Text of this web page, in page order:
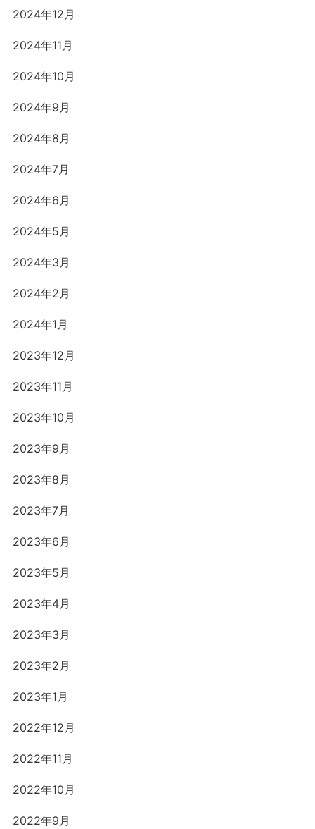
2024年12月
2024年11月
2024年10月
2024年9月
2024年8月
2024年7月
2024年6月
2024年5月
2024年3月
2024年2月
2024年1月
2023年12月
2023年11月
2023年10月
2023年9月
2023年8月
2023年7月
2023年6月
2023年5月
2023年4月
2023年3月
2023年2月
2023年1月
2022年12月
2022年11月
2022年10月
2022年9月